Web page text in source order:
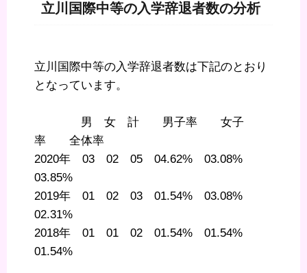
立川国際中等の入学辞退者数の分析
立川国際中等の入学辞退者数は下記のとおり
となっています。
男 女 計 男子率 女子
率 全体率
2020年 03 02 05 04.62% 03.08%
03.85%
2019年 01 02 03 01.54% 03.08%
02.31%
2018年 01 01 02 01.54% 01.54%
01.54%